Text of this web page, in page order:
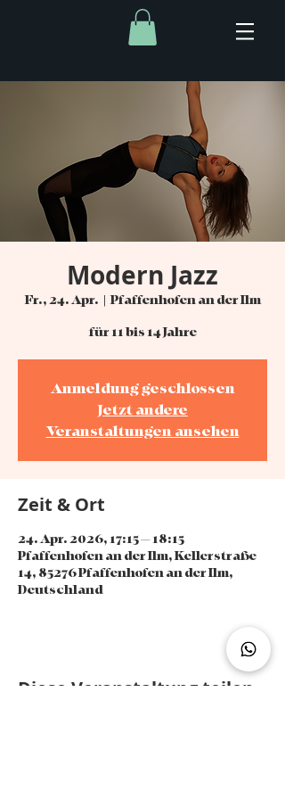
Modern Jazz
Fr., 24. Apr.
  |
Pfaffenhofen an der Ilm
für 11 bis 14 Jahre
Anmeldung geschlossen
Jetzt andere
Veranstaltungen ansehen
Zeit & Ort
24. Apr. 2026, 17:15 – 18:15
Pfaffenhofen an der Ilm, Kellerstraße
14, 85276 Pfaffenhofen an der Ilm,
Deutschland
Diese Veranstaltung teilen